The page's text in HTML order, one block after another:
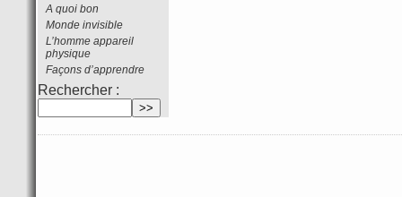
A quoi bon
Monde invisible
L’homme appareil
physique
Façons d’apprendre
Rechercher :